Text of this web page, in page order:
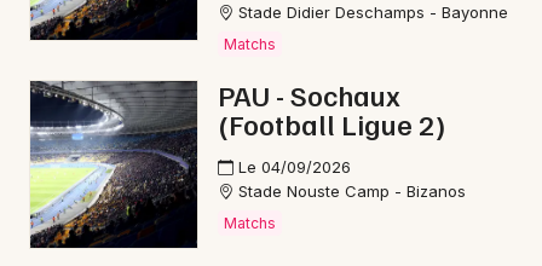
Stade Didier Deschamps - Bayonne
Matchs
PAU - Sochaux
(Football Ligue 2)
Le 04/09/2026
Stade Nouste Camp - Bizanos
Matchs